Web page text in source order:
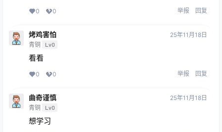
0 0 举报 回复
烤鸡害怕
青铜 Lv0
25年11月18日
看看
0 0 举报 回复
曲奇谨慎
青铜 Lv0
25年11月18日
想学习